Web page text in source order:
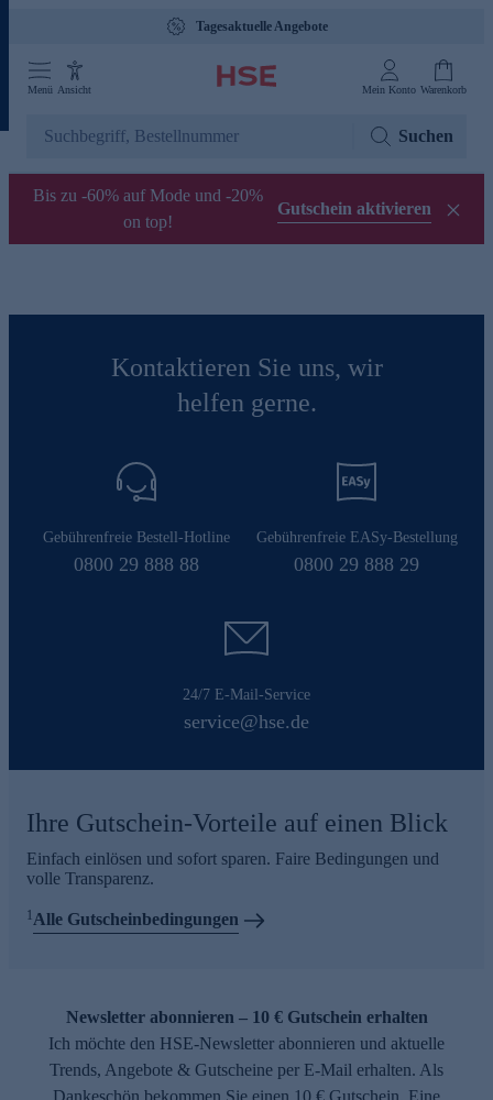
Tagesaktuelle Angebote
Menü Ansicht Mein Konto Warenkorb
Suchen
Bis zu -60% auf Mode und -20%
on top!
Gutschein aktivieren
Kontaktieren Sie uns, wir
helfen gerne.
Gebührenfreie Bestell-Hotline
0800 29 888 88
Gebührenfreie EASy-Bestellung
0800 29 888 29
24/7 E-Mail-Service
service@hse.de
Ihre Gutschein-Vorteile auf einen Blick
Einfach einlösen und sofort sparen. Faire Bedingungen und
volle Transparenz.
1Alle Gutscheinbedingungen
Newsletter abonnieren – 10 € Gutschein erhalten
Ich möchte den HSE-Newsletter abonnieren und aktuelle
Trends, Angebote & Gutscheine per E-Mail erhalten. Als
Dankeschön bekommen Sie einen 10 € Gutschein. Eine